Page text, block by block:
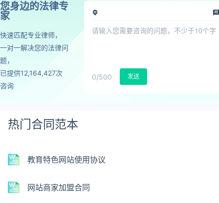
您身边的法律专
家
快速匹配专业律师，
一对一解决您的法律问
题，
已提供12,164,427次
咨询
0/500 发送
热门合同范本
教育特色网站使用协议
网站商家加盟合同